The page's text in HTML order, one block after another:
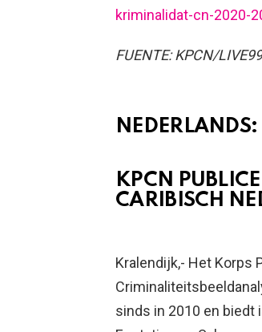
kriminalidat-cn-2020-
FUENTE: KPCN/
NEDERLANDS:
KPCN
CARIBISCH
Kralendijk,- Het Korps
sinds in 2010 en biedt